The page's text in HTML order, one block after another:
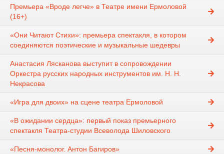
Премьера «Вроде легче» в Театре имени Ермоловой
(16+)
«Они Читают Стихи»: премьера спектакля, в котором
соединяются поэтические и музыкальные шедевры
Анастасия Лясканова выступит в сопровождении
Оркестра русских народных инструментов им. Н. Н.
Некрасова
«Игра для двоих» на сцене театра Ермоловой
«В ожидании сердца»: первый показ премьерного
спектакля Театра-студии Всеволода Шиловского
«Песня-монолог. Антон Багиров»